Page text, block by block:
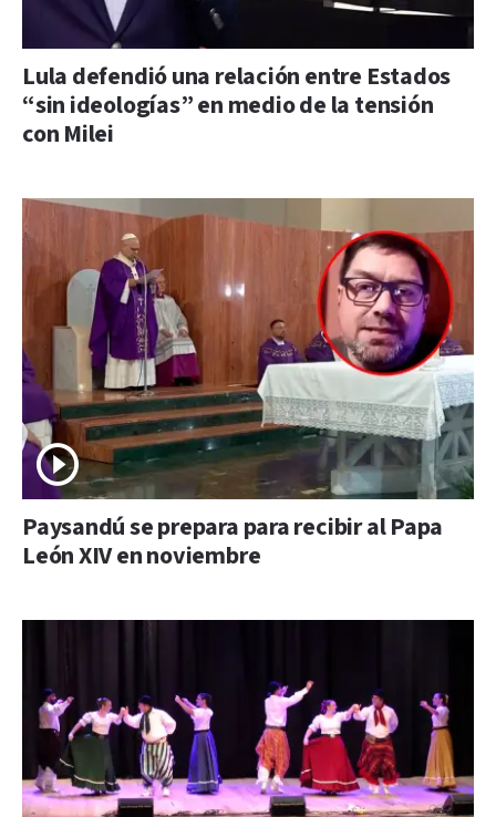
Lula defendió una relación entre Estados
“sin ideologías” en medio de la tensión
con Milei
Paysandú se prepara para recibir al Papa
León XIV en noviembre